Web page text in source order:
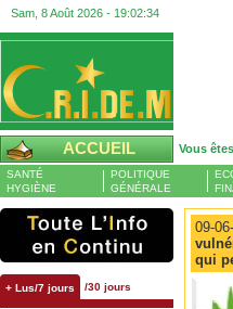
Sam, 8 Août 2026 - 19:02:35
ACCUEIL Vous
SANTÉ
HYGIÈNE
POLITIQUE
GÉNÉRALE
+ Lus/7 jours /30 jours
09-
qui